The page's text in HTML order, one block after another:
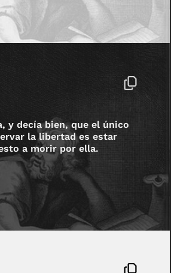
y decía bien, que el único
la libertad es estar
a morir por ella.